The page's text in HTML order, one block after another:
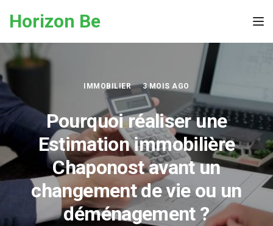
Horizon Be
IMMOBILIER 3 MOIS AGO
Pourquoi réaliser une
Estimation immobilière
Chaponost avant un
changement de vie ou un
déménagement ?